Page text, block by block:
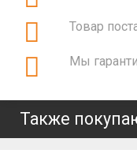
Товар
Мы
Также